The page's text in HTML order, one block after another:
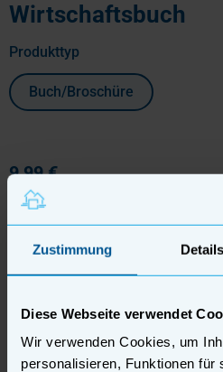
Zustimmung Details
Diese Webseite verwendet
Wir verwenden Cookies, um
personalisieren, Funktionen für
Wirtschaftsbuch
Produkttyp
Buch/Broschüre
9,99 €
6,00 € für Haus & Grund
Ortsvereine
Produkt Anzahl: Gib den gewünschten
Sofort verfügbar, Lieferzeit: 1-3 Tage